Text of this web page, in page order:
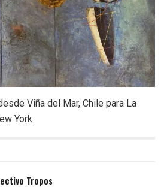
Viña del Mar, Chile para La
York
Tropos